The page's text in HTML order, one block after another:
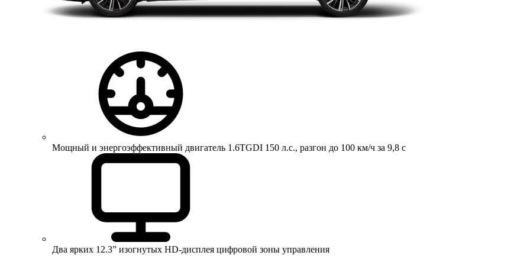
Мощный и энергоэффективный двигатель 1.6TGDI 150 л.с., разгон до 100 км/ч за 9,8 с
Два ярких 12.3” изогнутых HD-дисплея цифровой зоны управления